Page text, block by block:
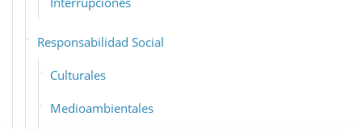
Responsabilidad Social
Culturales
Medioambientales